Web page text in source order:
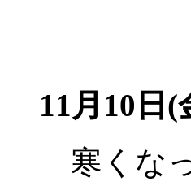
11月10日
寒くな